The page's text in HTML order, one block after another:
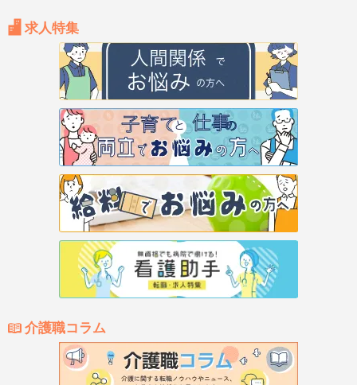
求人特集
介護職コラム